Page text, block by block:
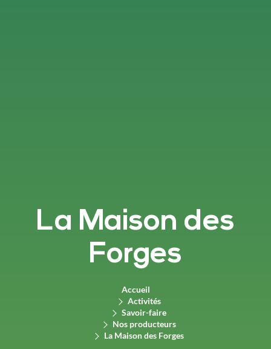
La Maison des
Forges
Accueil
Activités
Savoir-faire
Nos producteurs
La Maison des Forges